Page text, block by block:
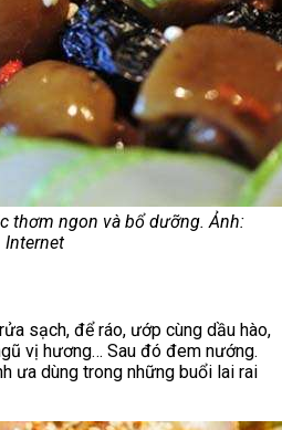
thơm ngon và bổ dưỡng. Ảnh:
Internet
sạch, để ráo, ướp cùng dầu hào,
vị hương… Sau đó đem nướng.
ưa dùng trong những buổi lai rai